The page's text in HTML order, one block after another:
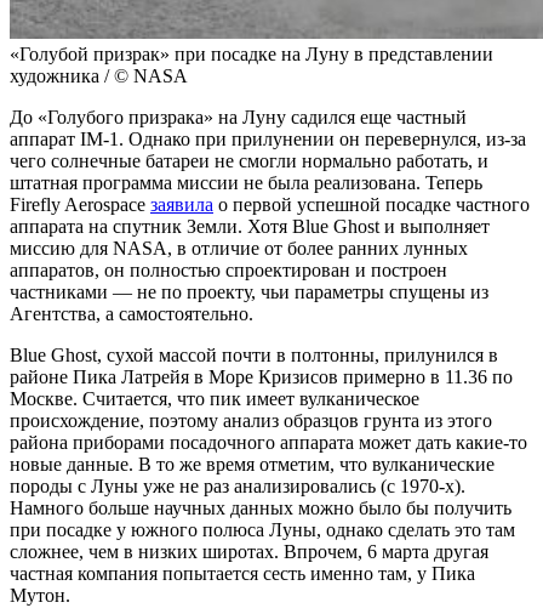
«Голубой призрак» при посадке на Луну в представлении
художника / © NASA
До «Голубого призрака» на Луну садился еще частный
аппарат IM-1. Однако при прилунении он перевернулся, из-за
чего солнечные батареи не смогли нормально работать, и
штатная программа миссии не была реализована. Теперь
Firefly Aerospace заявила о первой успешной посадке частного
аппарата на спутник Земли. Хотя Blue Ghost и выполняет
миссию для NASA, в отличие от более ранних лунных
аппаратов, он полностью спроектирован и построен
частниками — не по проекту, чьи параметры спущены из
Агентства, а самостоятельно.
Blue Ghost, сухой массой почти в полтонны, прилунился в
районе Пика Латрейя в Море Кризисов примерно в 11.36 по
Москве. Считается, что пик имеет вулканическое
происхождение, поэтому анализ образцов грунта из этого
района приборами посадочного аппарата может дать какие-то
новые данные. В то же время отметим, что вулканические
породы с Луны уже не раз анализировались (с 1970-х).
Намного больше научных данных можно было бы получить
при посадке у южного полюса Луны, однако сделать это там
сложнее, чем в низких широтах. Впрочем, 6 марта другая
частная компания попытается сесть именно там, у Пика
Мутон.